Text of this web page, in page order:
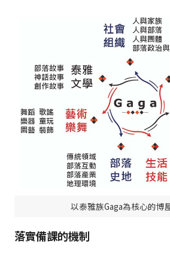
以泰雅族Gaga為核心的博
落實備課的機制